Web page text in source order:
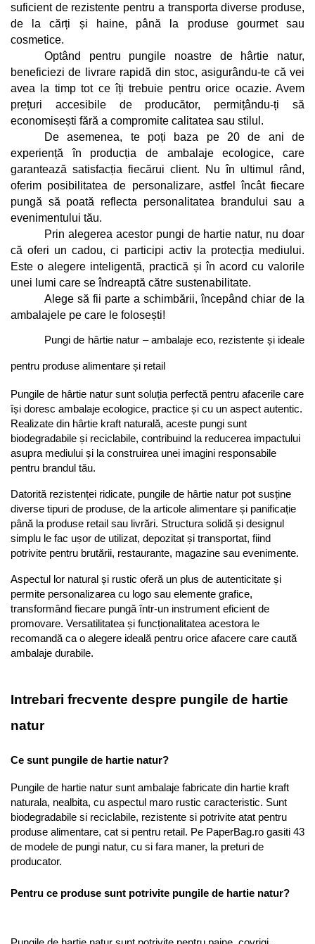
suficient de rezistente pentru a transporta diverse produse,
de la cărți și haine, până la produse gourmet sau
cosmetice.
Optând pentru pungile noastre de hârtie natur,
beneficiezi de livrare rapidă din stoc, asigurându-te că vei
avea la timp tot ce îți trebuie pentru orice ocazie. Avem
prețuri accesibile de producător, permițându-ți să
economisești fără a compromite calitatea sau stilul.
De asemenea, te poți baza pe 20 de ani de
experiență în producția de ambalaje ecologice, care
garantează satisfacția fiecărui client. Nu în ultimul rând,
oferim posibilitatea de personalizare, astfel încât fiecare
pungă să poată reflecta personalitatea brandului sau a
evenimentului tău.
Prin alegerea acestor pungi de hartie natur, nu doar
că oferi un cadou, ci participi activ la protecția mediului.
Este o alegere inteligentă, practică și în acord cu valorile
unei lumi care se îndreaptă către sustenabilitate.
Alege să fii parte a schimbării, începând chiar de la
ambalajele pe care le folosești!
Pungi de hârtie natur – ambalaje eco, rezistente și ideale
pentru produse alimentare și retail
Pungile de hârtie natur sunt soluția perfectă pentru afacerile care
își doresc ambalaje ecologice, practice și cu un aspect autentic.
Realizate din hârtie kraft naturală, aceste pungi sunt
biodegradabile și reciclabile, contribuind la reducerea impactului
asupra mediului și la construirea unei imagini responsabile
pentru brandul tău.
Datorită rezistenței ridicate, pungile de hârtie natur pot susține
diverse tipuri de produse, de la articole alimentare și panificație
până la produse retail sau livrări. Structura solidă și designul
simplu le fac ușor de utilizat, depozitat și transportat, fiind
potrivite pentru brutării, restaurante, magazine sau evenimente.
Aspectul lor natural și rustic oferă un plus de autenticitate și
permite personalizarea cu logo sau elemente grafice,
transformând fiecare pungă într-un instrument eficient de
promovare. Versatilitatea și funcționalitatea acestora le
recomandă ca o alegere ideală pentru orice afacere care caută
ambalaje durabile.
Intrebari frecvente despre pungile de hartie
natur
Ce sunt pungile de hartie natur?
Pungile de hartie natur sunt ambalaje fabricate din hartie kraft
naturala, nealbita, cu aspectul maro rustic caracteristic. Sunt
biodegradabile si reciclabile, rezistente si potrivite atat pentru
produse alimentare, cat si pentru retail. Pe PaperBag.ro gasiti 43
de modele de pungi natur, cu si fara maner, la preturi de
producator.
Pentru ce produse sunt potrivite pungile de hartie natur?